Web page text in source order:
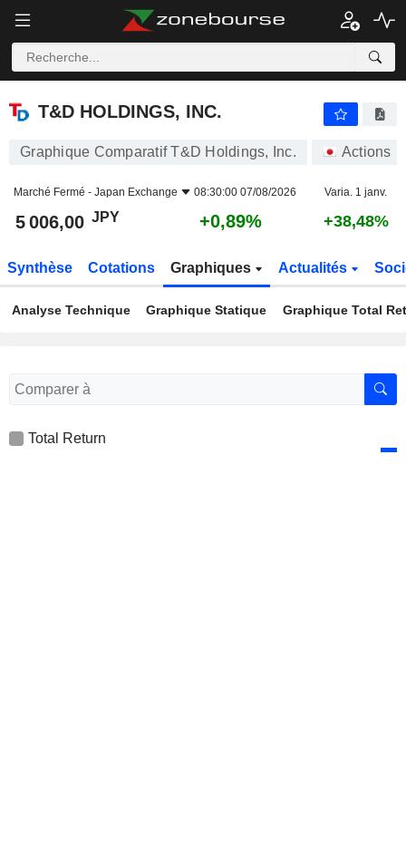
T&D HOLDINGS, INC.
T&D HOLDINGS, INC.
Graphique Comparatif T&D Holdings, Inc. Actions
Marché Fermé - Japan Exchange 08:30:00 07/08/2026 Varia. 1 janv.
5 006,00 JPY +0,89% +38,48%
Synthèse Cotations Graphiques Actualités
Analyse Technique Graphique Statique Graphique Total
Total Return